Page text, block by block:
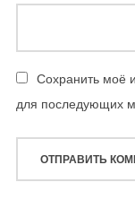
Сохранить моё
для последующих